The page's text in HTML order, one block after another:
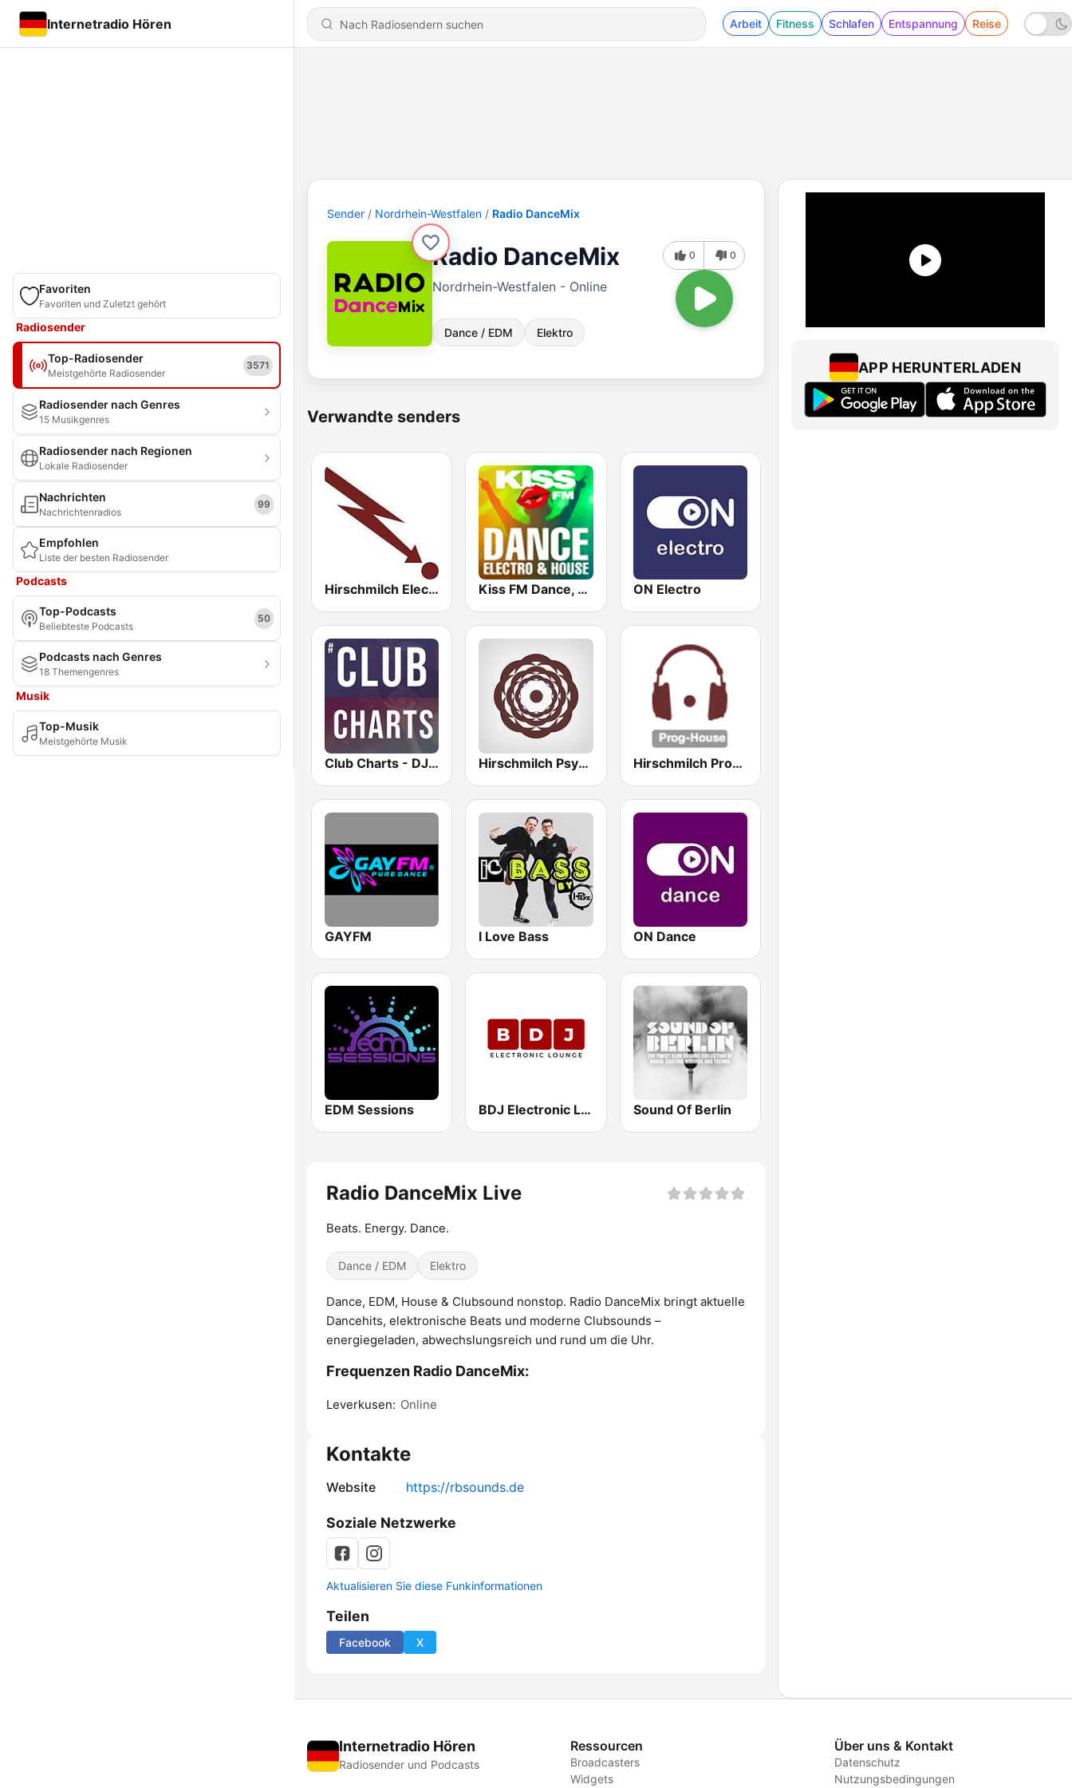
Internetradio Hören Arbeit Fitness Schlafen Entspannung Reise
Favoriten
Favoriten und Zuletzt gehört
Radiosender
Top-Radiosender
Meistgehörte Radiosender
3571
Radiosender nach Genres
15 Musikgenres
Radiosender nach Regionen
Lokale Radiosender
Nachrichten
Nachrichtenradios
99
Empfohlen
Liste der besten Radiosender
Podcasts
Top-Podcasts
Beliebteste Podcasts
50
Podcasts nach Genres
18 Themengenres
Musik
Top-Musik
Meistgehörte Musik
Sender Nordrhein-Westfalen Radio DanceMix
Radio DanceMix
Nordrhein-Westfalen - Online
Dance / EDM Elektro
0 0
Verwandte senders
Hirschmilch Electronic Kiss FM Dance, Electro & House ON Electro
Club Charts - DJ & REMIX Radio Hirschmilch Psytrance Hirschmilch Prog-House
GAYFM I Love Bass ON Dance
EDM Sessions BDJ Electronic Lounge Radio Sound Of Berlin
Radio DanceMix Live
Beats. Energy. Dance.
Dance / EDM Elektro
Dance, EDM, House & Clubsound nonstop. Radio DanceMix bringt aktuelle
Dancehits, elektronische Beats und moderne Clubsounds –
energiegeladen, abwechslungsreich und rund um die Uhr.
Frequenzen Radio DanceMix:
Leverkusen: Online
Kontakte
Website https://rbsounds.de
Soziale Netzwerke
Aktualisieren Sie diese Funkinformationen
Teilen
Facebook X
APP HERUNTERLADEN
Internetradio Hören
Radiosender und Podcasts
Ressourcen
Broadcasters
Widgets
Über uns & Kontakt
Datenschutz
Nutzungsbedingungen